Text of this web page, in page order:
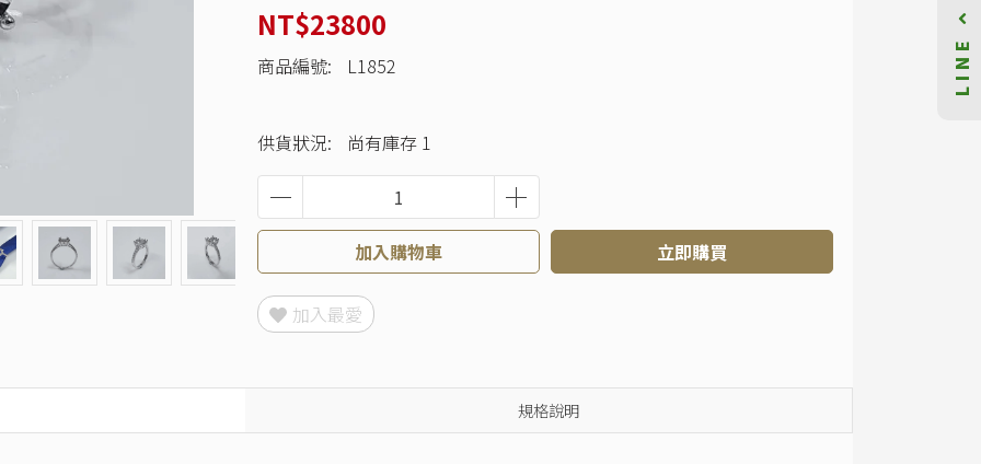
NT$23800
商品編號: L1852
供貨狀況: 尚有庫存 1
加入購物車 立即購買
加入最愛
規格說明
LINE